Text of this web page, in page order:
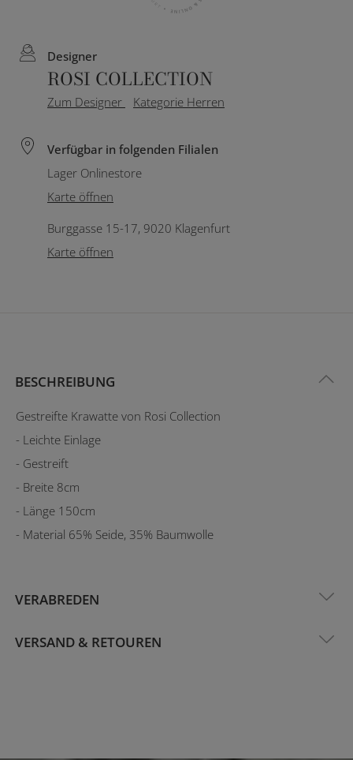
Designer
ROSI COLLECTION
Zum Designer Kategorie Herren
Verfügbar in folgenden Filialen
Lager Onlinestore
Karte öffnen
Burggasse 15-17, 9020 Klagenfurt
Karte öffnen
BESCHREIBUNG
Gestreifte Krawatte von Rosi Collection
- Leichte Einlage
- Gestreift
- Breite 8cm
- Länge 150cm
- Material 65% Seide, 35% Baumwolle
VERABREDEN
VERSAND & RETOUREN